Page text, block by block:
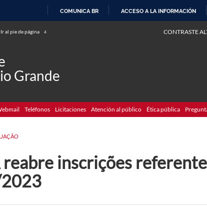
COMUNICA BR ACCESO A LA INFORMACIÓN
Ir al pie de página 4 CONTRASTE
Grande
Teléfonos Licitaciones Atención al público Ética pública
reabre inscrições